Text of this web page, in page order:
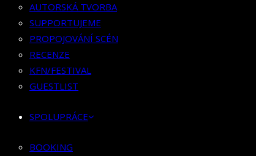
GUESTLIST
SPOLUPRÁCE
BOOKING
PR SPOLUPRÁCE
MERCH
AUTORSKÁ TVORBA
SUPPORTUJEME
PROPOJOVÁNÍ SCÉN
RECENZE
KFN/FESTIVAL
GUESTLIST
SPOLUPRÁCE
BOOKING